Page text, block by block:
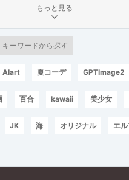
もっと見る
キーワードから探す
AIart 夏コーデ GPTImage2
百合 kawaii 美少女
JK 海 オリジナル エル